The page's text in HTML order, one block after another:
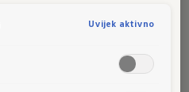
Uvijek aktivno